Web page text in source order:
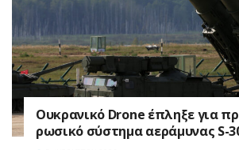
Ουκρανικό Drone έπληξε για
ρωσικό σύστημα αεράμυνας S-